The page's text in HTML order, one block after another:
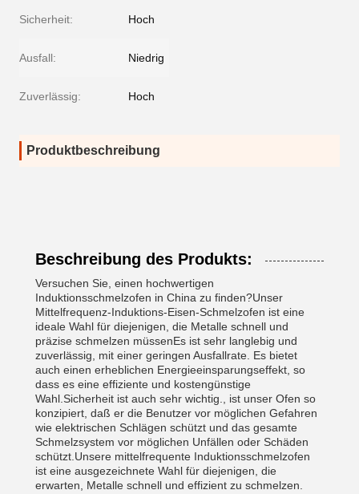
Sicherheit: Hoch
Ausfall: Niedrig
Zuverlässig: Hoch
Produktbeschreibung
Beschreibung des Produkts:
Versuchen Sie, einen hochwertigen
Induktionsschmelzofen in China zu finden?Unser
Mittelfrequenz-Induktions-Eisen-Schmelzofen ist eine
ideale Wahl für diejenigen, die Metalle schnell und
präzise schmelzen müssenEs ist sehr langlebig und
zuverlässig, mit einer geringen Ausfallrate. Es bietet
auch einen erheblichen Energieeinsparungseffekt, so
dass es eine effiziente und kostengünstige
Wahl.Sicherheit ist auch sehr wichtig., ist unser Ofen so
konzipiert, daß er die Benutzer vor möglichen Gefahren
wie elektrischen Schlägen schützt und das gesamte
Schmelzsystem vor möglichen Unfällen oder Schäden
schützt.Unsere mittelfrequente Induktionsschmelzofen
ist eine ausgezeichnete Wahl für diejenigen, die
erwarten, Metalle schnell und effizient zu schmelzen.